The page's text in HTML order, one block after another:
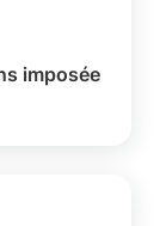
imposée